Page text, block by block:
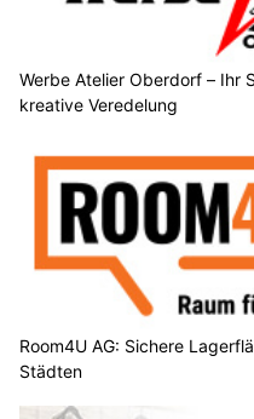
Werbe Atelier Oberdorf – Ihr
kreative Veredelung
Room4U AG: Sichere
Städten